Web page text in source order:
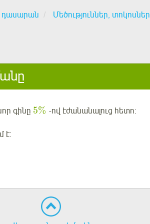
դասարան Մեծություններ, տոկոսներ
գինը 5% -ով էժանանալուց հետո:
է: